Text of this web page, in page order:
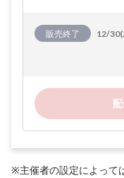
販売終了 12/30(
※主催者の設定によって